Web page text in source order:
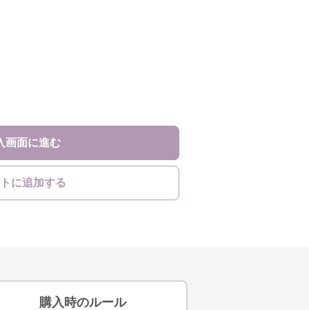
画面に進む
に追加する
購入時のルール